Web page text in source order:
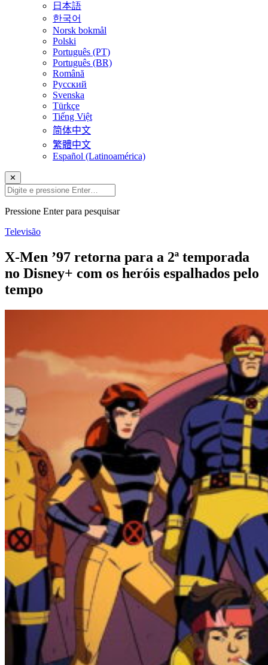
日本語
한국어
Norsk bokmål
Polski
Português (PT)
Português (BR)
Română
Русский
Svenska
Türkçe
Tiếng Việt
简体中文
繁體中文
Español (Latinoamérica)
✕
Pressione Enter para pesquisar
Televisão
X-Men ’97 retorna para a 2ª temporada
no Disney+ com os heróis espalhados pelo
tempo